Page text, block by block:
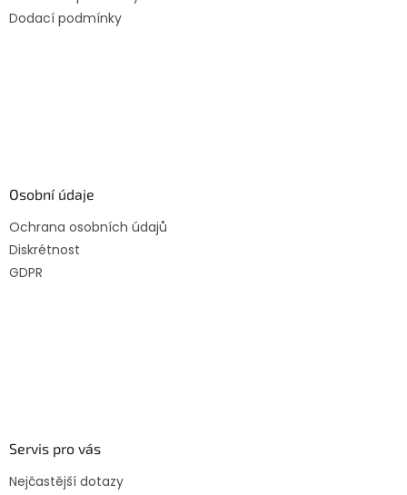
Dodací podmínky
Osobní údaje
Ochrana osobních údajů
Diskrétnost
GDPR
Servis pro vás
Nejčastější dotazy